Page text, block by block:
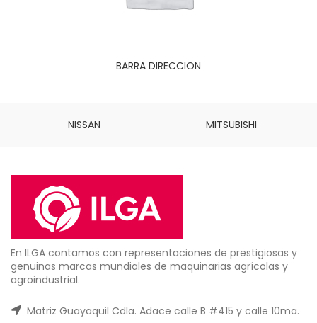
BARRA DIRECCION
NISSAN MITSUBISHI
En ILGA contamos con representaciones de prestigiosas y
genuinas marcas mundiales de maquinarias agrícolas y
agroindustrial.
Matriz Guayaquil Cdla. Adace calle B #415 y calle 10ma.